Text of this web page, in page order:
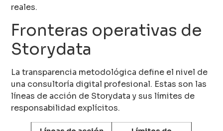
reales.
Fronteras operativas de
Storydata
La transparencia metodológica define el nivel de
una consultoría digital profesional. Estas son las
líneas de acción de Storydata y sus límites de
responsabilidad explícitos.